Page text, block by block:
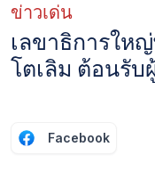
ข่าวเด่น
เลขาธิการให
โตเลิม ต้อนรั
Facebook